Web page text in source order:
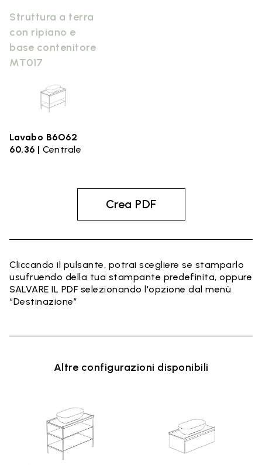
Struttura a terra
con ripiano e
base contenitore
MT017
Lavabo B6O62
60.36 | Centrale
Crea PDF
Cliccando il pulsante, potrai scegliere se stamparlo
usufruendo della tua stampante predefinita, oppure
SALVARE IL PDF selezionando l'opzione dal menù
“Destinazione”
Altre configurazioni disponibili